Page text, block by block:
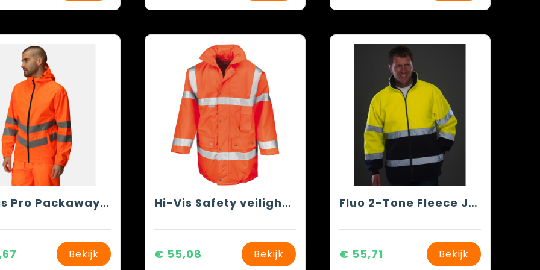
Hi-Vis Pro Packaway Jacket
Bekijk
Hi-Vis Safety veiligheidsjas
€ 55,08 Bekijk
Fluo 2-Tone Fleece Jacket
€ 55,71 Bekijk